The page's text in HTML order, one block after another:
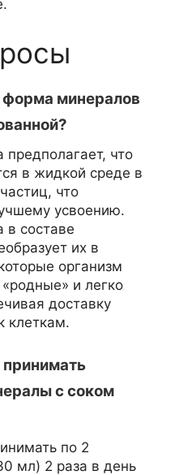
минералов
что
в жидкой среде в
что
усвоению.
в составе
их в
организм
и легко
доставку
клеткам.
с соком
по 2
мл) 2 раза в день